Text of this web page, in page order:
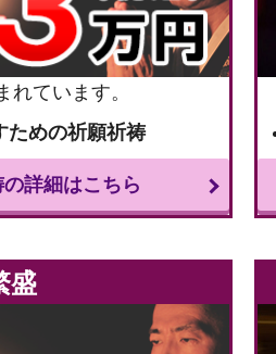
ています。
ための祈願祈祷
詳細はこちら
盛